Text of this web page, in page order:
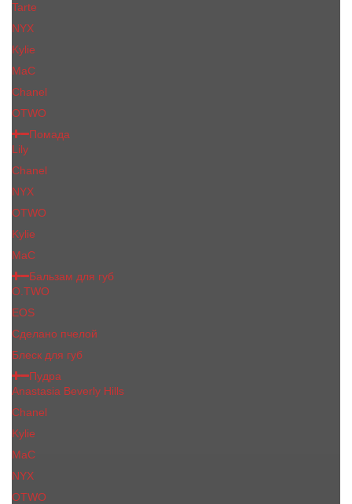
Tarte
NYX
Kylie
MaC
Сhanеl
OTWO
Помада
Lily
Chanel
NYX
OTWO
Kylie
МаС
Бальзам для губ
O.TWO
EOS
Сделано пчелой
Блеск для губ
Пудра
Anastasia Beverly Hills
Chanel
Kylie
MaC
NYX
OTWO